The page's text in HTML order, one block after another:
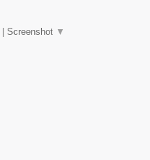
Screenshot ▼